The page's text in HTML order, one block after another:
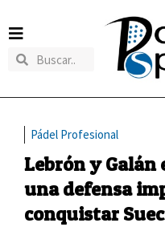
Pádel Profesional
Lebrón y
una defensa
conquistar